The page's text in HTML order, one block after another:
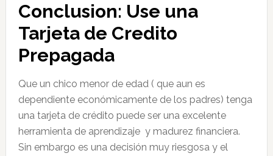
Conclusion: Use una
Tarjeta de Credito
Prepagada
Que un chico menor de edad ( que aun es
dependiente económicamente de los padres) tenga
una tarjeta de crédito puede ser una excelente
herramienta de aprendizaje y madurez financiera.
Sin embargo es una decisión muy riesgosa y el